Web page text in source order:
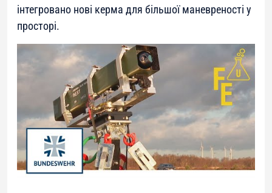
інтегровано нові керма для більшої маневреності у
просторі.